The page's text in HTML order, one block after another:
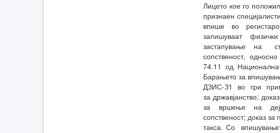
Лицето кое го
признаен
впише во
запишуваат
застапување на
сопственост,
74.11 од
Барањето за
ДЗИС-З1 во три
за државјанство;
за вршење на
сопственост; доказ
такса. Со